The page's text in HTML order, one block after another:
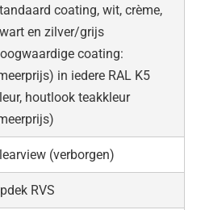
coating, wit, crème,
en zilver/grijs
coating:
in iedere RAL K5
houtlook teakkleur
(verborgen)
RVS